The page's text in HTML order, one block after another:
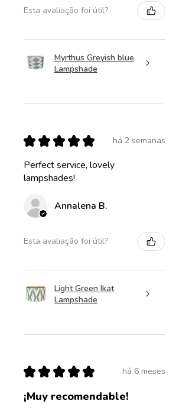
Esta avaliação foi útil?
Myrthus Greyish blue
Lampshade
★ ★ ★ ★ ★ há 2 semanas
Perfect service, lovely
lampshades!
Annalena B.
Esta avaliação foi útil?
Light Green Ikat
Lampshade
★ ★ ★ ★ ★ há 6 meses
¡Muy recomendable!